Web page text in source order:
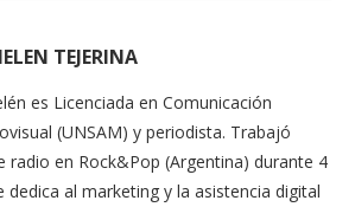
TEJERINA
es Licenciada en Comunicación
(UNSAM) y periodista. Trabajó
en Rock&Pop (Argentina) durante 4
dedica al marketing y la asistencia digital